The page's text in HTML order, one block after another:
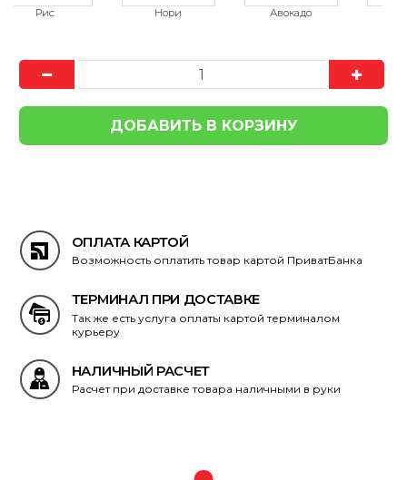
ОПЛАТА КАРТОЙ
Возможность оплатить товар картой ПриватБанка
ТЕРМИНАЛ ПРИ ДОСТАВКЕ
Так же есть услуга оплаты картой терминалом
курьеру
НАЛИЧНЫЙ РАСЧЕТ
Расчет при доставке товара наличными в руки